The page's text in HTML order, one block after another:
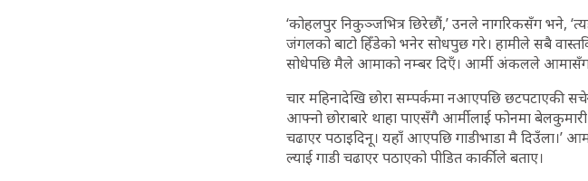
‘कोहलपुर निकुञ्जभित्र छिरेछौं,’ उनले नागरिकसँग भने,
जंगलको बाटो हिँडेको भनेर सोधपुछ गरे। हामीले सबै
सोधेपछि मैले आमाको नम्बर दिएँ। आर्मी अंकलले आमासँग
चार महिनादेखि छोरा सम्पर्कमा नआएपछि छटपटाएकी
आफ्नो छोराबारे थाहा पाएसँगै आर्मीलाई फोनमा
चढाएर पठाइदिनू। यहाँ आएपछि गाडीभाडा मै
ल्याई गाडी चढाएर पठाएको पीडित कार्कीले बताए।